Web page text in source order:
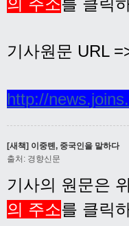
의 주소를 클릭
기사원문 URL
http://
[새책] 이중톈, 중국인을 말하다
출처: 경향신문
기사의 원문은
의 주소를 클릭